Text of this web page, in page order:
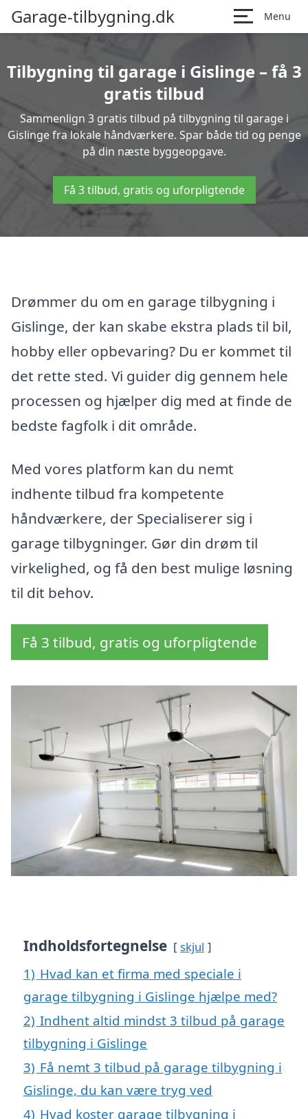
Garage-tilbygning.dk Menu
Tilbygning til garage i Gislinge – få 3
gratis tilbud
Sammenlign 3 gratis tilbud på tilbygning til garage i
Gislinge fra lokale håndværkere. Spar både tid og penge
på din næste byggeopgave.
Få 3 tilbud, gratis og uforpligtende
Drømmer du om en garage tilbygning i
Gislinge, der kan skabe ekstra plads til bil,
hobby eller opbevaring? Du er kommet til
det rette sted. Vi guider dig gennem hele
processen og hjælper dig med at finde de
bedste fagfolk i dit område.
Med vores platform kan du nemt
indhente tilbud fra kompetente
håndværkere, der Specialiserer sig i
garage tilbygninger. Gør din drøm til
virkelighed, og få den best mulige løsning
til dit behov.
Få 3 tilbud, gratis og uforpligtende
Indholdsfortegnelse skjul
1) Hvad kan et firma med speciale i
garage tilbygning i Gislinge hjælpe med?
2) Indhent altid mindst 3 tilbud på garage
tilbygning i Gislinge
3) Få nemt 3 tilbud på garage tilbygning i
Gislinge, du kan være tryg ved
4) Hvad koster garage tilbygning i